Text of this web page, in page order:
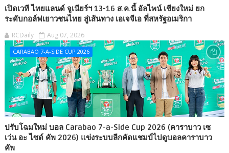
เปิดเวที ไทยแลนด์ จูเนียร์ฯ 13-16 ส.ค.นี้ อัลไพน์ เชียงใหม่ ยก
ระดับกอล์ฟเยาวชนไทย สู่เส้นทาง เอเจจีเอ ที่สหรัฐอเมริกา
RCDaily Aug 07, 2026
CARABAO 7-A-SIDE CUP 2026
ปรับโฉมใหม่ บอล Carabao 7-a-Side Cup 2026 (คาราบาว เซ
เว่น อะ ไซด์ คัพ 2026) แข่งระบบลีกคัดแชมป์ไปดูบอลคาราบาว
คัพ